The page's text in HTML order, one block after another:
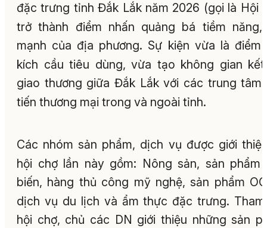
đặc trưng tỉnh Đắk Lắk năm 2026 (gọi là Hội
trở thành điểm nhấn quảng bá tiềm năng,
mạnh của địa phương. Sự kiện vừa là điểm
kích cầu tiêu dùng, vừa tạo không gian
giao thương giữa Đắk Lắk với các trung tâm
tiến thương mại trong và ngoài tỉnh.
Các nhóm sản phẩm, dịch vụ được giới
hội chợ lần này gồm: Nông sản, sản phẩm
biến, hàng thủ công mỹ nghệ, sản phẩm
dịch vụ du lịch và ẩm thực đặc trưng.
hội chợ, chủ các DN giới thiệu những sản